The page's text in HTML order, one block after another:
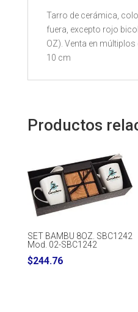
Tarro de cerámica,
fuera, excepto rojo
OZ). Venta en
10 cm
Productos
SET BAMBU 8OZ. SBC1242
Mod. 02-SBC1242
$244.76